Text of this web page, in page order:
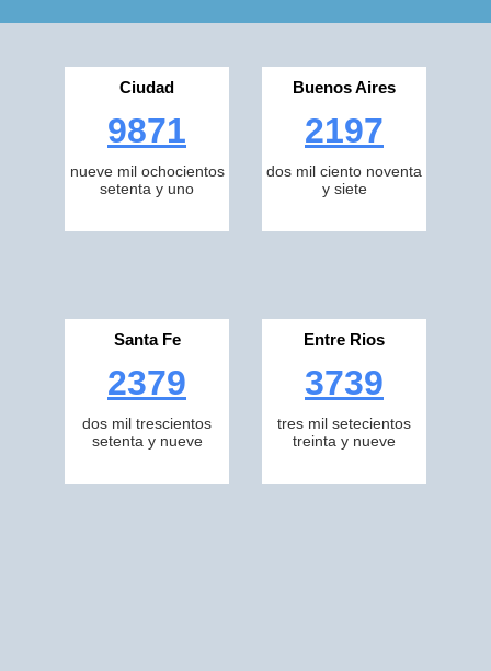
Ciudad
9871
nueve mil ochocientos
setenta y uno
Buenos Aires
2197
dos mil ciento noventa
y siete
Santa Fe
2379
dos mil trescientos
setenta y nueve
Entre Rios
3739
tres mil setecientos
treinta y nueve